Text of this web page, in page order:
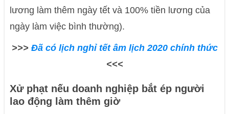
lương làm thêm ngày tết và 100% tiền lương của
ngày làm việc bình thường).
>>> Đã có lịch nghỉ tết âm lịch 2020 chính thức
<<<
Xử phạt nếu doanh nghiệp bắt ép người
lao động làm thêm giờ